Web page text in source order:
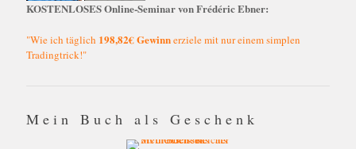
KOSTENLOSES Online-Seminar von Frédéric Ebner:
"Wie ich täglich 198,82€ Gewinnerziele mit nur einem simplen
Tradingtrick!"
Mein Buch als Geschenk